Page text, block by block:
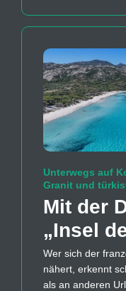
Unterwegs auf
Granit und
Mit der
„Insel
Wer sich der
nähert, erkennt
als an anderen